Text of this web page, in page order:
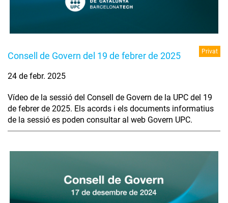
Consell de Govern del 19 de febrer de 2025 Privat
24 de febr. 2025
Vídeo de la sessió del Consell de Govern de la UPC del 19
de febrer de 2025. Els acords i els documents informatius
de la sessió es poden consultar al web Govern UPC.